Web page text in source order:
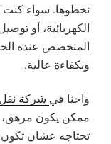
نخطوها. سواء كنت
الكهربائية، أو
المتخصص عنده
وبكفاءة عالية.
واحنا في شركة
ممكن يكون
تحتاجه عشان